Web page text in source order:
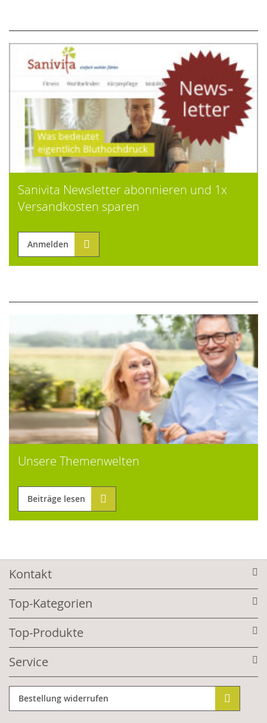
Sanivita Newsletter abonnieren und 1x
Versandkosten sparen
Anmelden
Unsere Themenwelten
Beiträge lesen
Kontakt
Top-Kategorien
Top-Produkte
Service
Bestellung widerrufen